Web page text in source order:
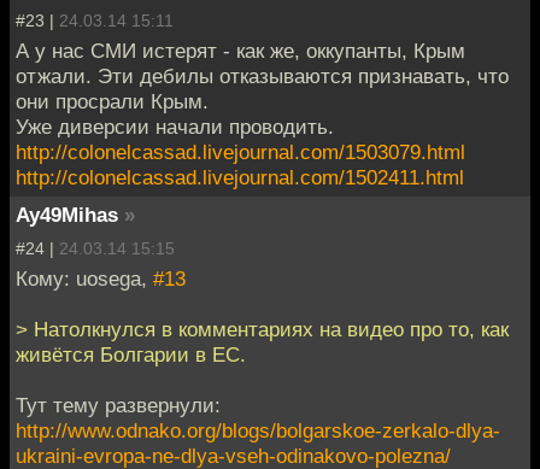
#23 | 24.03.14 15:11
А у нас СМИ истерят - как же, оккупанты, Крым
отжали. Эти дебилы отказываются признавать, что
они просрали Крым.
Уже диверсии начали проводить.
http://colonelcassad.livejournal.com/1503079.html
http://colonelcassad.livejournal.com/1502411.html
Ay49Mihas »
#24 | 24.03.14 15:15
Кому: uosega, #13
> Натолкнулся в комментариях на видео про то, как
живётся Болгарии в ЕС.
Тут тему развернули:
http://www.odnako.org/blogs/bolgarskoe-zerkalo-dlya-
ukraini-evropa-ne-dlya-vseh-odinakovo-polezna/